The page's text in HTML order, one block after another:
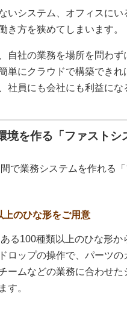
いシステム、オフィスに
き方を狭めてしまいます。
自社の業務を場所を問わ
単にクラウドで構築でき
社員にも会社にも利益にな
を作る「ファストシ
で業務システムを作れる
上のひな形をご用意
る100種類以上のひな形か
ロップの操作で、パーツの
ームなどの業務に合わせた
す。